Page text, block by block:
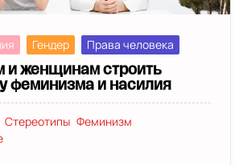
Гендер Права человека
и женщинам строить
феминизма и насилия
Стереотипы Феминизм